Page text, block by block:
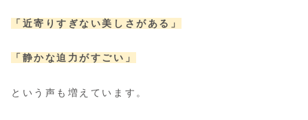
「近寄りすぎない美しさがある」
「静かな迫力がすごい」
という声も増えています。